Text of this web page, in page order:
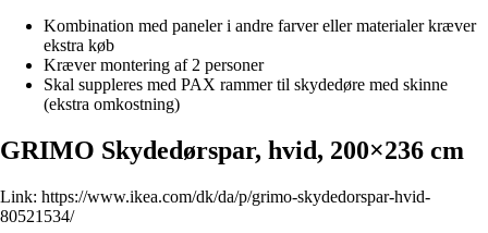
Kombination med paneler i andre farver eller materialer kræver
ekstra køb
Kræver montering af 2 personer
Skal suppleres med PAX rammer til skydedøre med skinne
(ekstra omkostning)
GRIMO Skydedørspar, hvid, 200×236 cm
Link: https://www.ikea.com/dk/da/p/grimo-skydedorspar-hvid-
80521534/